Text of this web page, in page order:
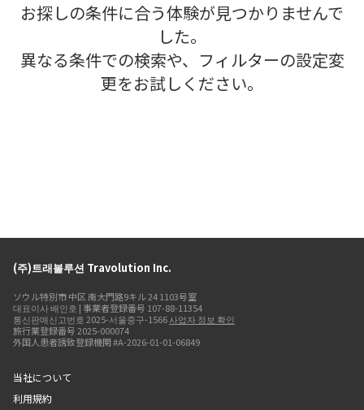
お探しの条件に合う体験が見つかりませんで
した。
異なる条件での検索や、フィルターの設定変
更をお試しください。
(주)트래볼루션 Travolution Inc.
ソウル特別市 中区 南大門路9キル 24 1103号室
대표이사 배인호 | 事業者登録番号 107-88-11354
통신판매신고번호 2025-서울중구-1566사업자 정보 확인
旅行業登録番号 2025-000074
外国人患者誘致登録機関 #A-2026-01-01-06849
当社について
利用規約